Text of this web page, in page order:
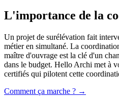
L'importance de la
Un projet de surélévation fait
métier en simultané. La
maître d'ouvrage est la clé d'un
dans le budget. Hello Archi met à
certifiés qui pilotent cette
Comment ça marche ? →